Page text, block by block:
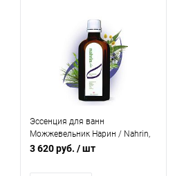
Эссенция для ванн
Можжевельник Нарин / Nahrin,
125 гр
3 620 руб. / шт